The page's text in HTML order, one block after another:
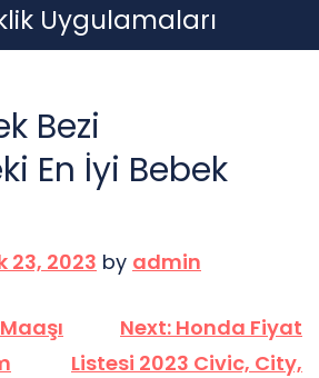
Uygulamaları
Bezi
En İyi Bebek
23, 2023 by admin
Next: Honda Fiyat
Listesi 2023 Civic, City,